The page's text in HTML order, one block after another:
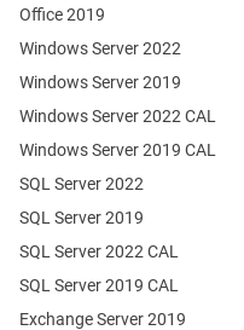
Office 2019
Windows Server 2022
Windows Server 2019
Exchange Server 2019
SQL Server 2022
SQL Server 2019
Windows Server 2022 CAL
Windows Server 2019 CAL
SQL Server 2022 CAL
SQL Server 2019 CAL